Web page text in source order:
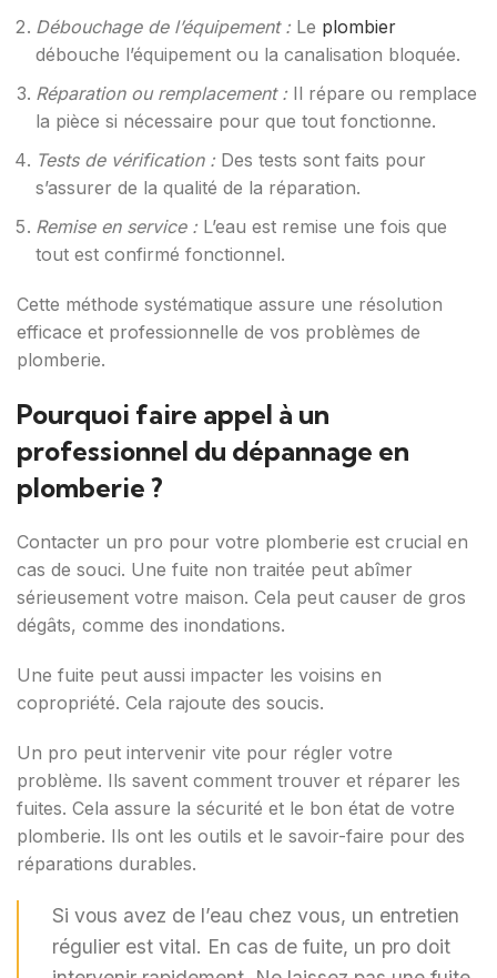
Débouchage de l’équipement : Le plombier
débouche l’équipement ou la canalisation bloquée.
Réparation ou remplacement : Il répare ou remplace
la pièce si nécessaire pour que tout fonctionne.
Tests de vérification : Des tests sont faits pour
s’assurer de la qualité de la réparation.
Remise en service : L’eau est remise une fois que
tout est confirmé fonctionnel.
Cette méthode systématique assure une résolution
efficace et professionnelle de vos problèmes de
plomberie.
Pourquoi faire appel à un
professionnel du dépannage en
plomberie ?
Contacter un pro pour votre plomberie est crucial en
cas de souci. Une fuite non traitée peut abîmer
sérieusement votre maison. Cela peut causer de gros
dégâts, comme des inondations.
Une fuite peut aussi impacter les voisins en
copropriété. Cela rajoute des soucis.
Un pro peut intervenir vite pour régler votre
problème. Ils savent comment trouver et réparer les
fuites. Cela assure la sécurité et le bon état de votre
plomberie. Ils ont les outils et le savoir-faire pour des
réparations durables.
Si vous avez de l’eau chez vous, un entretien
régulier est vital. En cas de fuite, un pro doit